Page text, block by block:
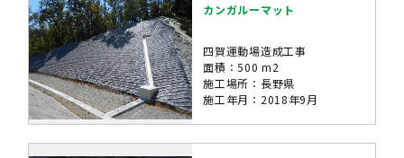
カンガルーマット
四賀運動場造成工事
面積：500 m2
施工場所：長野県
施工年月：2018年9月